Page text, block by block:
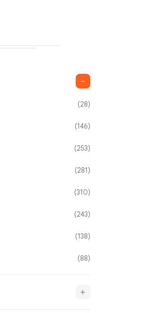
(28)
(146)
(253)
(281)
(310)
(243)
(138)
(88)